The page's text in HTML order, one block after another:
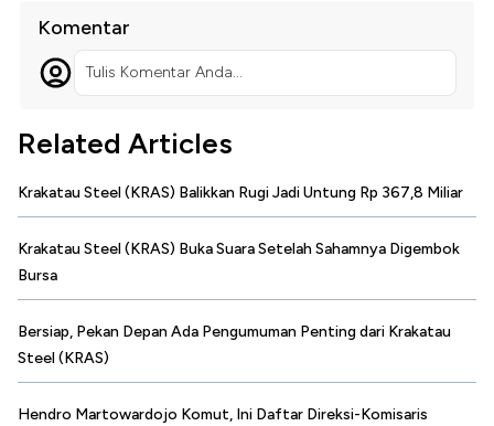
Komentar
Tulis Komentar Anda...
Related Articles
Krakatau Steel (KRAS) Balikkan Rugi Jadi Untung Rp 367,8 Miliar
Krakatau Steel (KRAS) Buka Suara Setelah Sahamnya Digembok
Bursa
Bersiap, Pekan Depan Ada Pengumuman Penting dari Krakatau
Steel (KRAS)
Hendro Martowardojo Komut, Ini Daftar Direksi-Komisaris